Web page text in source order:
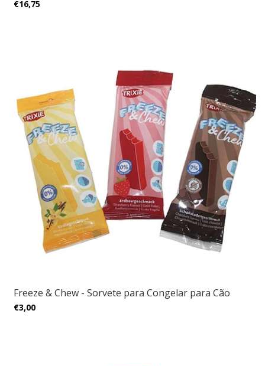
€16,75
Freeze & Chew - Sorvete para Congelar para Cão
€3,00